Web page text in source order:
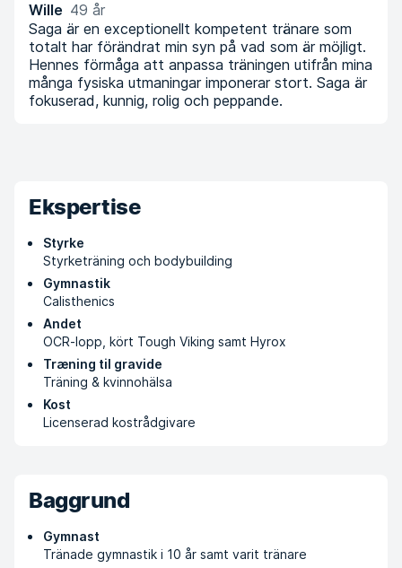
Wille 49 år
Saga är en exceptionellt kompetent tränare som
totalt har förändrat min syn på vad som är möjligt.
Hennes förmåga att anpassa träningen utifrån mina
många fysiska utmaningar imponerar stort. Saga är
fokuserad, kunnig, rolig och peppande.
Ekspertise
Styrke
Styrketräning och bodybuilding
Gymnastik
Calisthenics
Andet
OCR-lopp, kört Tough Viking samt Hyrox
Træning til gravide
Träning & kvinnohälsa
Kost
Licenserad kostrådgivare
Baggrund
Gymnast
Tränade gymnastik i 10 år samt varit tränare